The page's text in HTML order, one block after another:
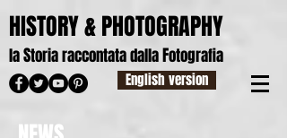
HISTORY & PHOTOGRAPHY
laStoria raccontata dallaFotografia
English version